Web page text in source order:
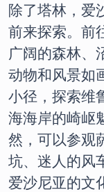
除了塔林，爱
前来探索。前
广阔的森林、
动物和风景如
小径，探索维
海海岸的崎岖
然，可以参观
坑、迷人的风
爱沙尼亚的文